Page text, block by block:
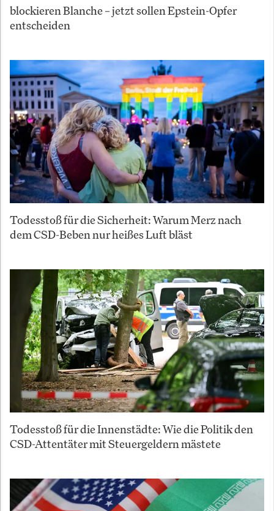
blockieren Blanche – jetzt sollen Epstein-Opfer
entscheiden
Todesstoß für die Sicherheit: Warum Merz nach
dem CSD-Beben nur heißes Luft bläst
Todesstoß für die Innenstädte: Wie die Politik den
CSD-Attentäter mit Steuergeldern mästete